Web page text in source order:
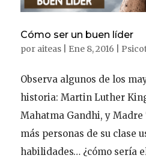
Cómo ser un buen líder
por aiteas| Ene 8, 2016
Observa algunos de los
historia: Martin Luther
Mahatma Gandhi, y Madre
más personas de su clase
habilidades… ¿cómo sería